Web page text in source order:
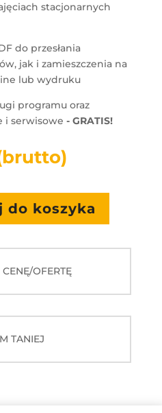
stacjonarnych
do przesłania
jak i zamieszczenia na
lub wydruku
programu oraz
i serwisowe - GRATIS!
do koszyka
OFERTĘ
TANIEJ